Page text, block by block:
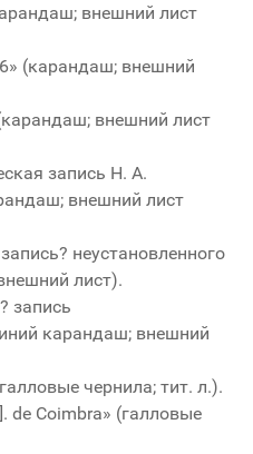
внешний лист
(карандаш; внешний
внешний лист
запись Н. А.
внешний лист
неустановленного
лист).
запись
карандаш; внешний
чернила; тит. л.).
de Coimbra» (галловые